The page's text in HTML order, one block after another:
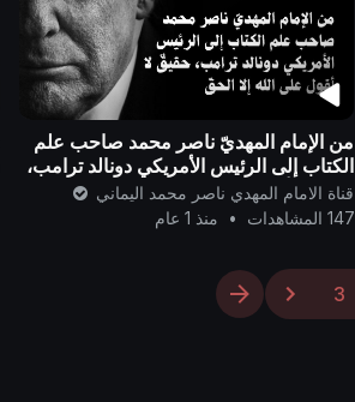
من الإمام المهديّ ناصر محمد صاحب علم
الكتاب إلى الرئيس الأمريكي دونالد ترامب،
حقيقٌ لا أقول على الله إلا الحقّ ..
قناة الامام المهدي ناصر محمد اليماني
147 المشاهدات
• منذ 1 عام
3